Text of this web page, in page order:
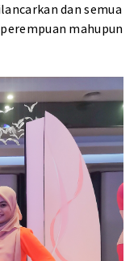
dan semua
mahupun